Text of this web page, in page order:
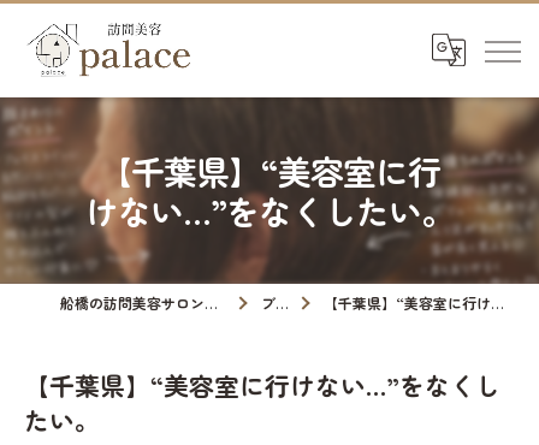
【千葉県】“美容室に行
けない…”をなくしたい。
船橋の訪問美容サロンなら訪問美容palace ブログ 【千葉県】“美容室に行けない…”をなくしたい。
【千葉県】“美容室に行けない…”をなくし
たい。